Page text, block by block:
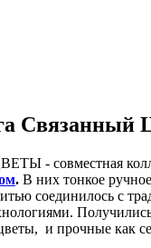
Связанный
- совместная
. В них тонкое
соединилось с
и прочные как